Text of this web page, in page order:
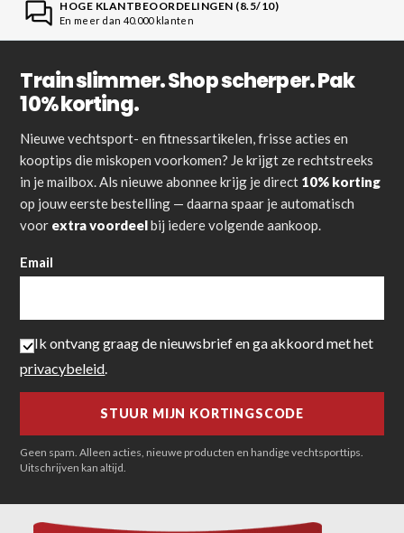
HOGE KLANTBEOORDELINGEN (8.5/10)
En meer dan 40.000 klanten
Train slimmer. Shop scherper. Pak
10% korting.
Nieuwe vechtsport- en fitnessartikelen, frisse acties en
kooptips die miskopen voorkomen? Je krijgt ze rechtstreeks
in je mailbox. Als nieuwe abonnee krijg je direct 10% korting
op jouw eerste bestelling — daarna spaar je automatisch
voor extra voordeelbij iedere volgende aankoop.
Email
Ik ontvang graag de nieuwsbrief en ga akkoord met het
privacybeleid.
Geen spam. Alleen acties, nieuwe producten en handige vechtsporttips.
Uitschrijven kan altijd.